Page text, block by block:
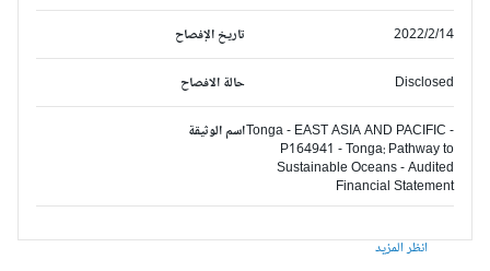
تاريخ الإفصاح 2022/2/14
حالة الافصاح Disclosed
اسم الوثيقةTonga - EAST ASIA AND PACIFIC -
P164941 - Tonga: Pathway to
Sustainable Oceans - Audited
Financial Statement
انظر المزيد